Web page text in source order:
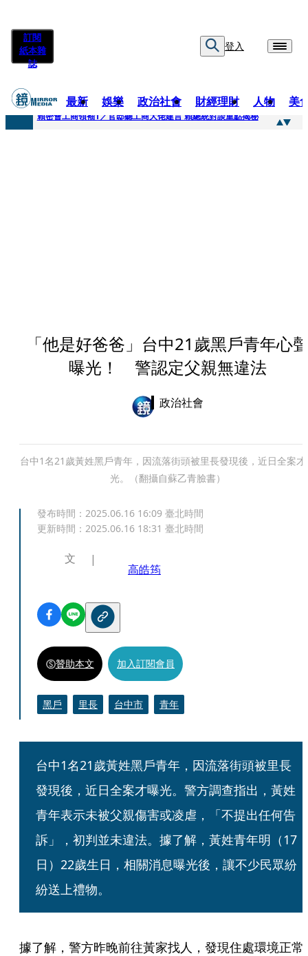
訂閱
紙本雜
誌
登入
最新 娛樂 政治社會 財經理財 人物 美
快訊
賴密會工商領袖1／官邸聽工商大佬建言 賴總統對談重點揭秘
「他是好爸爸」台中21歲黑戶青年心
曝光！ 警認定父親無違法
政治社會
台中1名21歲黃姓黑戶青年，因流落街頭被里長發現後，近日全案
光。（翻攝自蘇乙青臉書）
發布時間： 2025.06.16 16:09 臺北時間
更新時間： 2025.06.16 18:31 臺北時間
文
高皓筠
贊助本文 加入訂閱會員
黑戶 里長 台中市 青年
台中1名21歲黃姓黑戶青年，因流落街頭被里長
發現後，近日全案才曝光。警方調查指出，黃姓
青年表示未被父親傷害或凌虐，「不提出任何告
訴」，初判並未違法。據了解，黃姓青年明（17
日）22歲生日，相關消息曝光後，讓不少民眾紛
紛送上禮物。
據了解，警方昨晚前往黃家找人，發現住處環境正常